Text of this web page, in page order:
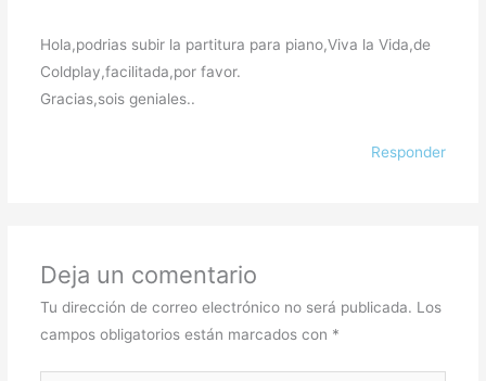
Hola,podrias subir la partitura para piano,Viva la Vida,de
Coldplay,facilitada,por favor.
Gracias,sois geniales..
Responder
Deja un comentario
Tu dirección de correo electrónico no será publicada. Los
campos obligatorios están marcados con *